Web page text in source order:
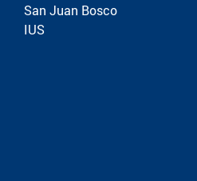
San Juan Bosco
IUS